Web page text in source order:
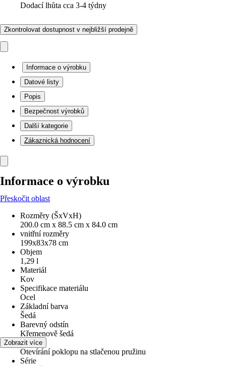
Dodací lhůta cca 3-4 týdny
Zkontrolovat dostupnost v nejbližší prodejně
Informace o výrobku
Datové listy
Popis
Bezpečnost výrobků
Další kategorie
Zákaznická hodnocení
Informace o výrobku
Přeskočit oblast
Rozměry (ŠxVxH)
200.0 cm x 88.5 cm x 84.0 cm
vnitřní rozměry
199x83x78 cm
Objem
1,29 l
Materiál
Kov
Specifikace materiálu
Ocel
Základní barva
Šedá
Barevný odstín
Křemenově šedá
Funkce
Otevírání poklopu na stlačenou pružinu
Série
Zobrazit více